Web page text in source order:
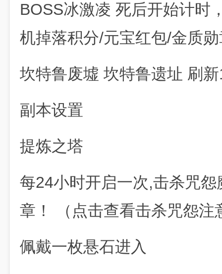
BOSS冰激凌 死后开始计时
机掉落积分/元宝红包/金质
坎特鲁废墟 坎特鲁遗址 刷
副本设置
提炼之塔
每24小时开启一次,击杀咒
章！ （点击查看击杀咒怨注
佩戴一枚悬石进入